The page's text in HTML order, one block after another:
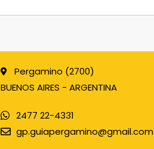
Pergamino (2700)
BUENOS AIRES - ARGENTINA
2477 22-4331
gp.guiapergamino@gmail.com